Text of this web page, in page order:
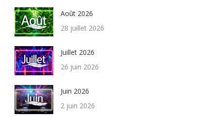
Août 2026
28 juillet 2026
Juillet 2026
26 juin 2026
Juin 2026
2 juin 2026